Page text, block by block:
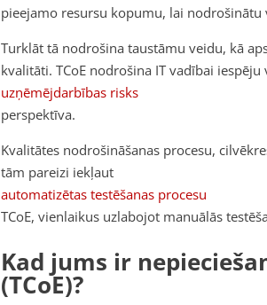
pieejamo resursu kopumu, lai
Turklāt tā nodrošina taustāmu veidu, kā
kvalitāti. TCoE nodrošina IT vadībai
uzņēmējdarbības risks
perspektīva.
Kvalitātes nodrošināšanas procesu,
tām pareizi iekļaut
automatizētas testēšanas procesu
TCoE, vienlaikus uzlabojot manuālās
Kad jums ir
(TCoE)?